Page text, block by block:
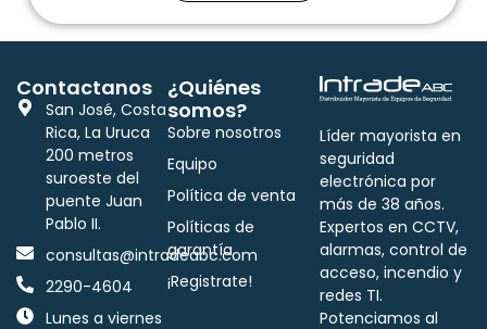
Líder mayorista en
seguridad
electrónica por
más de 38 años.
Expertos en CCTV,
alarmas, control de
acceso, incendio y
redes TI.
Potenciamos al
¿Quiénes
somos?
Sobre nosotros
Equipo
Política de venta
Políticas de
garantía
¡Registrate!
Contactanos
San José, Costa
Rica, La Uruca
200 metros
suroeste del
puente Juan
Pablo II.
consultas@intradeabc.com
2290-4604
Lunes a viernes